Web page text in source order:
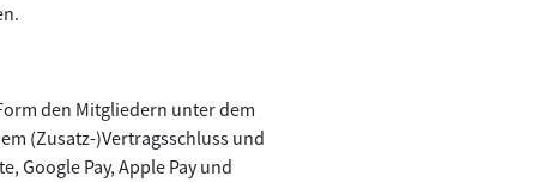
den Mitgliedern unter dem
(Zusatz-)Vertragsschluss und
Google Pay, Apple Pay und